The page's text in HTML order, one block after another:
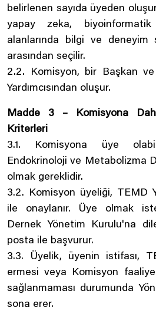
belirlenen sayıda üyeden
yapay zeka,
alanlarında bilgi ve deneyim
arasından seçilir.
2.2. Komisyon, bir Başkan
Yardımcısından oluşur.
Madde 3 – Komisyona
Kriterleri
3.1. Komisyona üye
Endokrinoloji ve Metabolizma
olmak gereklidir.
3.2. Komisyon üyeliği, TEMD
ile onaylanır. Üye olmak
Dernek Yönetim Kurulu'na
posta ile başvurur.
3.3. Üyelik, üyenin istifası,
ermesi veya Komisyon
sağlanmaması durumunda
sona erer.